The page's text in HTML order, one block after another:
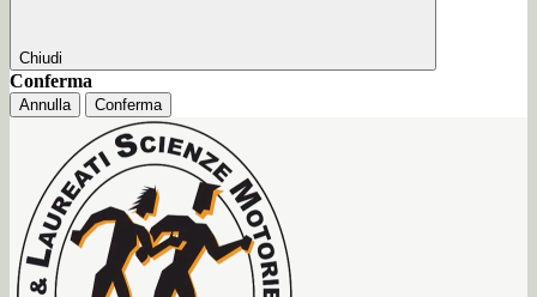
Chiudi
Conferma
Annulla Conferma